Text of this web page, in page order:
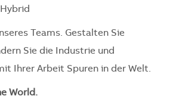
Teams. Gestalten Sie
Sie die Industrie und
Ihrer Arbeit Spuren in der Welt.
World.